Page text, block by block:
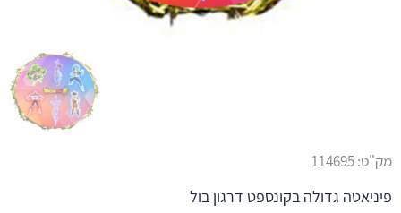
מק"ט:114695
פיניאטה גדולה בקונספט דרגון בול